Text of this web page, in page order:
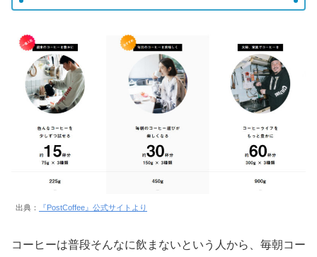
出典： 『PostCoffee』公式サイトより
コーヒーは普段そんなに飲まないという人から、毎朝コー